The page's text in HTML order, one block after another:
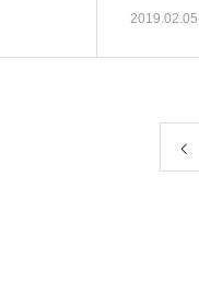
2019.02.05